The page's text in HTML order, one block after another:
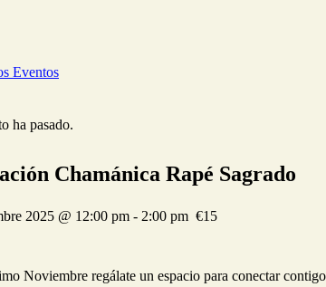
Eventos
ha pasado.
Chamánica Rapé Sagrado
2025 @ 12:00 pm - 2:00 pm €15
Noviembre regálate un espacio para conectar